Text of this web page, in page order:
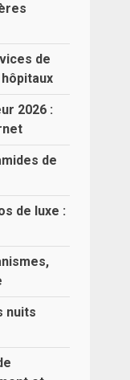
de
2026 :
de
de luxe :
nuits